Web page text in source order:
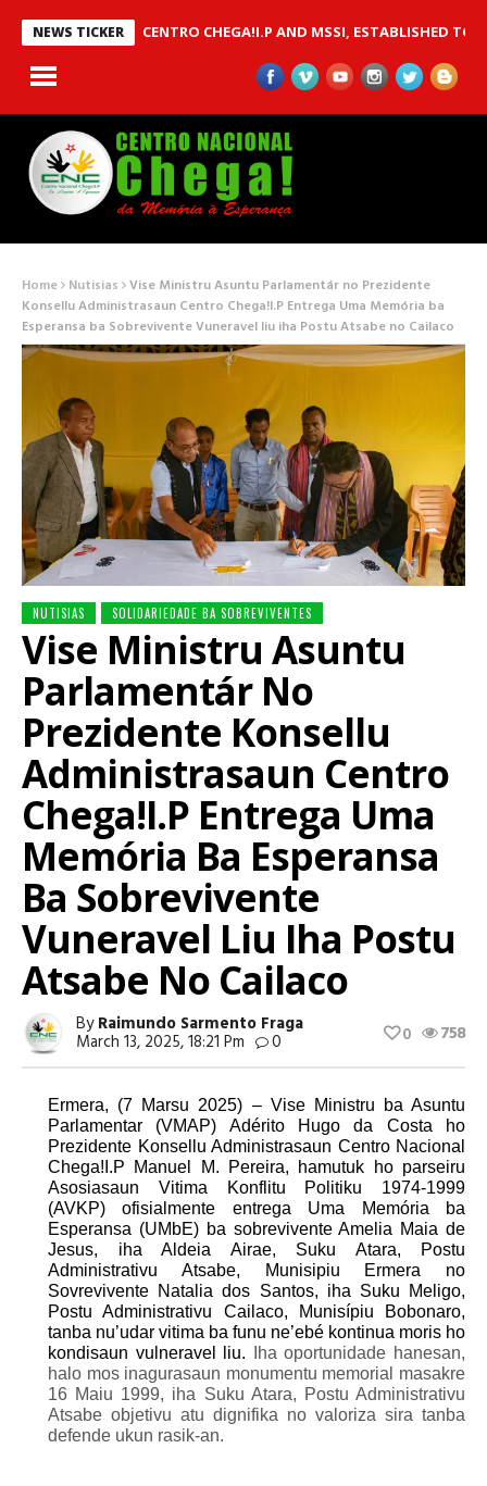
NEWS TICKER
CENTRO CHEGA!I.P AND MSSI, ESTABLISHED TO
Home Nutisias Vise Ministru Asuntu Parlamentár no Prezidente
Konsellu Administrasaun Centro Chega!I.P Entrega Uma Memória ba
Esperansa ba Sobrevivente Vuneravel liu iha Postu Atsabe no Cailaco
NUTISIAS SOLIDARIEDADE BA SOBREVIVENTES
Vise Ministru Asuntu
Parlamentár No
Prezidente Konsellu
Administrasaun Centro
Chega!I.P Entrega Uma
Memória Ba Esperansa
Ba Sobrevivente
Vuneravel Liu Iha Postu
Atsabe No Cailaco
ByRaimundo Sarmento Fraga
March 13, 2025, 18:21 Pm 0 758
0
Ermera, (7 Marsu 2025) – Vise Ministru ba Asuntu
Parlamentar (VMAP) Adérito Hugo da Costa ho
Prezidente Konsellu Administrasaun Centro Nacional
Chega!I.P Manuel M. Pereira, hamutuk ho parseiru
Asosiasaun Vitima Konflitu Politiku 1974-1999
(AVKP) ofisialmente entrega
Uma Memória ba
Esperansa (UMbE) ba sobrevivente Amelia Maia de
Jesus, iha Aldeia Airae, Suku Atara, Postu
Administrativu Atsabe, Munisipiu Ermera no
Sovrevivente Natalia dos Santos, iha Suku Meligo,
Postu Administrativu Cailaco, Munisípiu Bobonaro,
tanba nu’udar vitima ba funu ne’ebé kontinua moris ho
kondisaun vulneravel liu.
Iha oportunidade hanesan,
halo mos inagurasaun monumentu memorial masakre
16 Maiu 1999, iha Suku Atara, Postu Administrativu
Atsabe objetivu atu dignifika no valoriza sira tanba
defende ukun rasik-an.